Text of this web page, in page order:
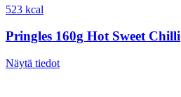
523 kcal
Pringles 160g Hot Sweet Chilli
Näytä tiedot